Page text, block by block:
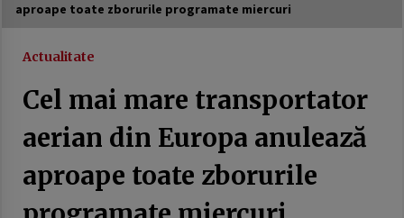
Avocatul Poporului sesizează CCR privind
USR a scumpit apa românilor. Jalon din PNRR
21 februarie 2026
Generozitate externă, austeritate internă:
România între promisiuni globale și realități
locale
aproape toate zborurile programate miercuri
Actualitate
Cel mai mare transportator
aerian din Europa anulează
aproape toate zborurile